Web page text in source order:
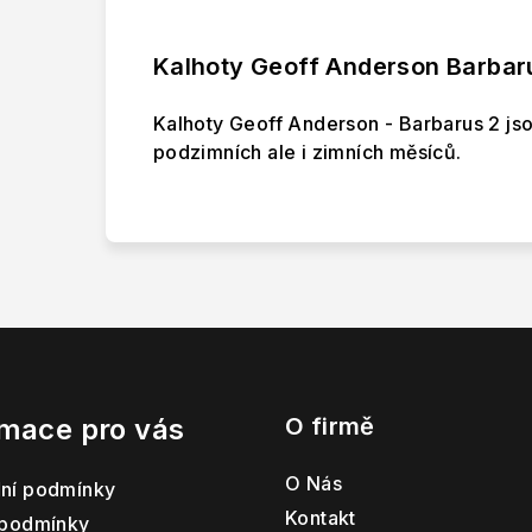
Kalhoty Geoff Anderson
Kalhoty Geoff Anderson - Barbarus 2
podzimních ale i zimních měsíců.
pro vás
podmínky
O firmě
O Nás
Kontakt